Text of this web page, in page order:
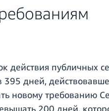
действия публичных
395 дней,
новому
200 дней,